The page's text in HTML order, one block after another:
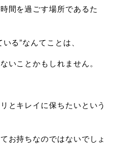
間を過ごす場所であるた
る”なんてことは、
いことかもしれません。
とキレイに保ちたいという
お持ちなのではないでしょ